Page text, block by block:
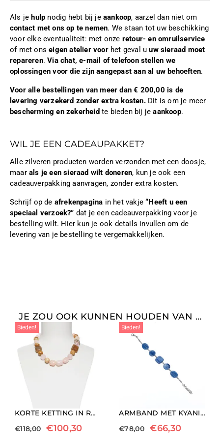
Als je hulp nodig hebt bij jeaankoop, aarzel dan niet om
contact met ons op te nemen. We staan tot uw beschikking
voor elke eventualiteit: met onze retour- en omruilservice
of met onseigen atelier voorhet geval uuw sieraad moet
repareren.Via chat, e-mail of telefoon stellen we
oplossingen voor die zijn aangepast aan al uw behoeften.
Voor alle bestellingen van meer dan € 200,00 is de
levering verzekerd zonder extra kosten.Dit is om je meer
bescherming en zekerheid te bieden bij jeaankoop.
WIL JE EEN CADEAUPAKKET?
Alle zilveren producten worden verzonden met een doosje,
maar als je een sieraad wilt doneren, kun je ook een
cadeauverpakking aanvragen, zonder extra kosten.
Schrijf op de afrekenpagina in het vakje“Heeft u een
speciaal verzoek?” dat je een cadeauverpakking voor je
bestelling wilt. Hier kun je ook details invullen om de
levering van je bestelling te vergemakkelijken.
JE ZOU OOK KUNNEN HOUDEN VAN …
Bieden!
KORTE KETTING IN ROZENKWARTS EN LANDSCHAPS JASPIS
€118,00 €100,30
Bieden!
ARMBAND MET KYANIET EN GERHODINEERDE HEMATIET AAN HET DRAAD
€78,00 €66,30